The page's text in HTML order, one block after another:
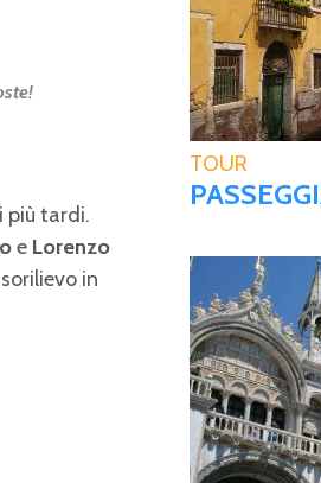
più tardi.
e Lorenzo
in
TOUR